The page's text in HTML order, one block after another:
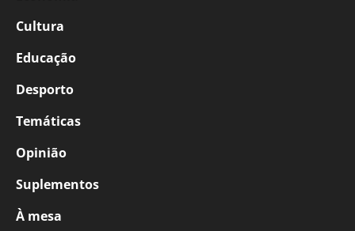
Cultura
Educação
Desporto
Temáticas
Opinião
Suplementos
À mesa